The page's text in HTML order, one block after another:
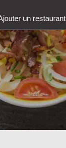
un restaurant